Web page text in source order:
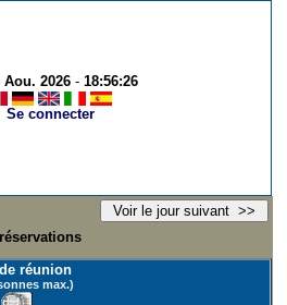
Aou. 2026- 18:56:26
Se connecter
réunion
max.)